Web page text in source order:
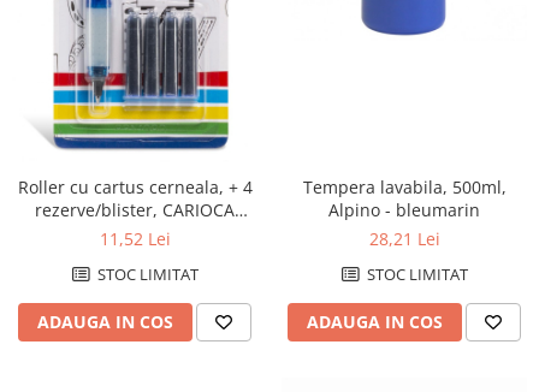
Roller cu cartus cerneala, + 4
rezerve/blister, CARIOCA
Primary
11,52 Lei
STOC LIMITAT
ADAUGA IN COS
Tempera lavabila, 500ml,
Alpino - bleumarin
28,21 Lei
STOC LIMITAT
ADAUGA IN COS